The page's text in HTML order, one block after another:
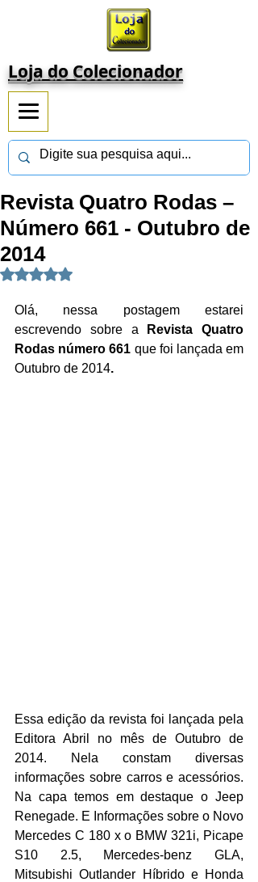
Loja do Colecionador
Revista Quatro Rodas –
Número 661 - Outubro de
2014
Avaliado com NaN de 5 estrelas.
Olá, nessa postagem estarei
escrevendo sobre a
Revista Quatro
Rodas número 661 que foi lançada em
Outubro de 2014.
Essa edição da revista foi lançada pela
Editora Abril no mês de Outubro de
2014. Nela constam diversas
informações sobre carros e acessórios.
Na capa temos em destaque o Jeep
Renegade. E Informações sobre o Novo
Mercedes C 180 x o BMW 321i, Picape
S10 2.5, Mercedes-benz GLA,
Mitsubishi Outlander Híbrido e Honda